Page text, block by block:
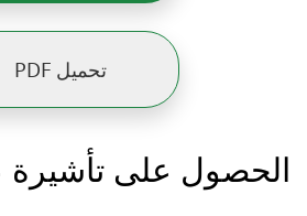
تحميل PDF
الحصول على تأشيرة